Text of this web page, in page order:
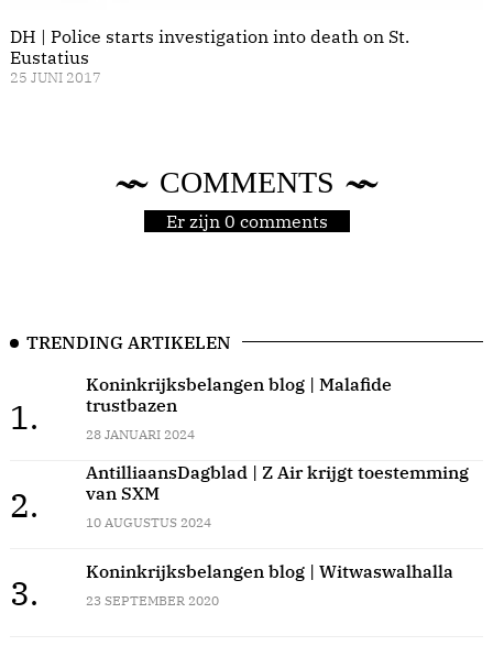
DH | Police starts investigation into death on St.
Eustatius
25 JUNI 2017
COMMENTS
Er zijn 0 comments
TRENDING ARTIKELEN
1.
Koninkrijksbelangen blog | Malafide
trustbazen
28 JANUARI 2024
2.
AntilliaansDagblad | Z Air krijgt toestemming
van SXM
10 AUGUSTUS 2024
3.
Koninkrijksbelangen blog | Witwaswalhalla
23 SEPTEMBER 2020